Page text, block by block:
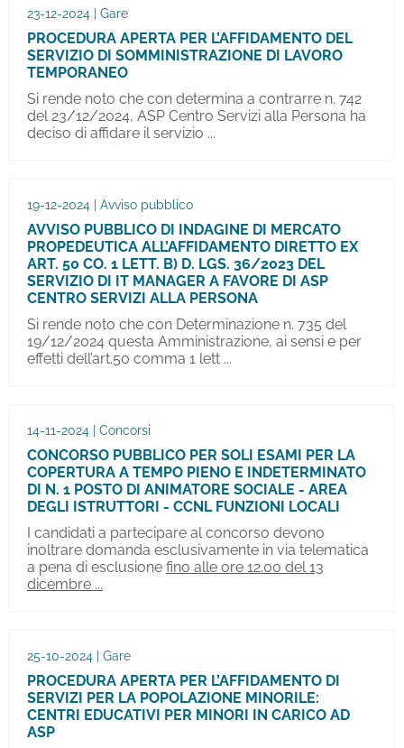
23-12-2024 | Gare
PROCEDURA APERTA PER L’AFFIDAMENTO DEL
SERVIZIO DI SOMMINISTRAZIONE DI LAVORO
TEMPORANEO
Si rende noto che con determina a contrarre n. 742
del 23/12/2024, ASP Centro Servizi alla Persona ha
deciso di affidare il servizio ...
19-12-2024 | Avviso pubblico
AVVISO PUBBLICO DI INDAGINE DI MERCATO
PROPEDEUTICA ALL’AFFIDAMENTO DIRETTO EX
ART. 50 CO. 1 LETT. B) D. LGS. 36/2023 DEL
SERVIZIO DI IT MANAGER A FAVORE DI ASP
CENTRO SERVIZI ALLA PERSONA
Si rende noto che con Determinazione n. 735 del
19/12/2024 questa Amministrazione, ai sensi e per
effetti dell’art.50 comma 1 lett ...
14-11-2024 | Concorsi
CONCORSO PUBBLICO PER SOLI ESAMI PER LA
COPERTURA A TEMPO PIENO E INDETERMINATO
DI N. 1 POSTO DI ANIMATORE SOCIALE - AREA
DEGLI ISTRUTTORI - CCNL FUNZIONI LOCALI
I candidati a partecipare al concorso devono
inoltrare domanda esclusivamente in via telematica
a pena di esclusione fino alle ore 12.00 del 13
dicembre ...
25-10-2024 | Gare
PROCEDURA APERTA PER L’AFFIDAMENTO DI
SERVIZI PER LA POPOLAZIONE MINORILE:
CENTRI EDUCATIVI PER MINORI IN CARICO AD
ASP